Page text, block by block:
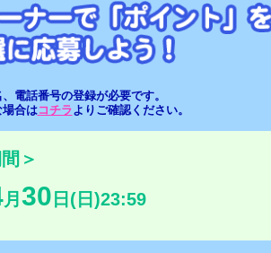
電話番号の登録が必要です。
合はコチラよりご確認ください。
＞
月 30 日(日)23:59